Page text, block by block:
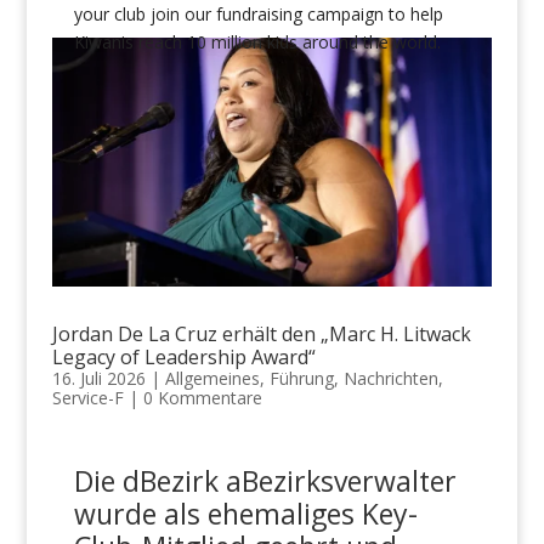
your club join our fundraising campaign to help
Kiwanis reach 10 million kids around the world.
Jordan De La Cruz erhält den „Marc H. Litwack
Legacy of Leadership Award“
16. Juli 2026 | Allgemeines, Führung, Nachrichten,
Service-F| 0 Kommentare
Die dBezirk aBezirksverwalter
wurde als ehemaliges Key-